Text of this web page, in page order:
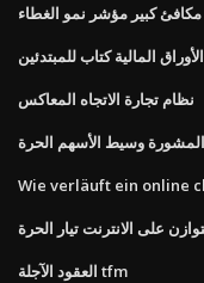
مكافئ كبير مؤشر نمو الغطاء
المالية كتاب للمبتدئين
نظام تجارة الاتجاه المعاكس
المشورة وسيط الأسهم الحرة
Wie verläuft ein online
على الانترنت تيار الحرة
العقود الآجلة tfm